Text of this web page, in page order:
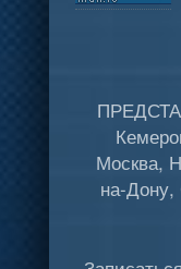
Москва,
на-Дону,